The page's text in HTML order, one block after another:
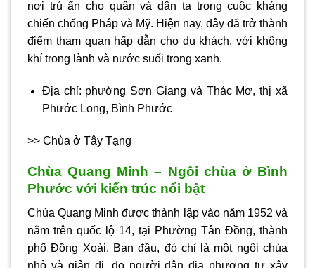
nơi trú ẩn cho quân và dân ta trong cuộc kháng
chiến chống Pháp và Mỹ. Hiện nay, đây đã trở thành
điểm tham quan hấp dẫn cho du khách, với không
khí trong lành và nước suối trong xanh.
Địa chỉ: phường Sơn Giang và Thác Mơ, thị xã
Phước Long, Bình Phước
>> Chùa ở Tây Tạng
Chùa Quang Minh – Ngôi chùa ở Bình
Phước với kiến trúc nổi bật
Chùa Quang Minh được thành lập vào năm 1952 và
nằm trên quốc lộ 14, tại Phường Tân Đồng, thành
phố Đồng Xoài. Ban đầu, đó chỉ là một ngôi chùa
nhỏ và giản dị, do người dân địa phương tự xây